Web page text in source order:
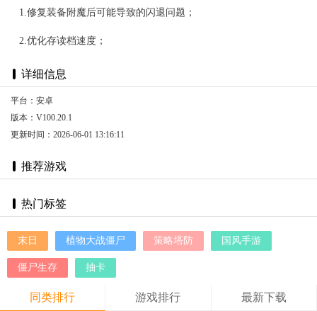
1.修复装备附魔后可能导致的闪退问题；
2.优化存读档速度；
详细信息
平台：安卓
版本：V100.20.1
更新时间：2026-06-01 13:16:11
推荐游戏
热门标签
末日 植物大战僵尸 策略塔防 国风手游
僵尸生存 抽卡
同类排行 游戏排行 最新下载